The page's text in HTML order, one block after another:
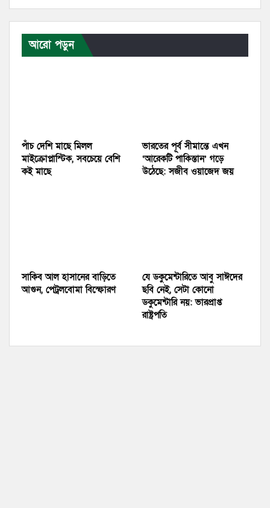
আরো পড়ুন
পাঁচ দেশি মাছে মিলল
মাইক্রোপ্লাস্টিক, সবচেয়ে বেশি
কই মাছে
ভারতের পূর্ব সীমান্তে এখন
‘আরেকটি পাকিস্তান’ গড়ে
উঠেছে: সজীব ওয়াজেদ জয়
সাকিব আল হাসানের বাড়িতে
আগুন, পেট্রলবোমা বিস্ফোরণ
যে ডকুমেন্টারিতে আবু সাঈদের
ছবি নেই, সেটা কোনো
ডকুমেন্টারি নয়: ভারপ্রাপ্ত
রাষ্ট্রপতি